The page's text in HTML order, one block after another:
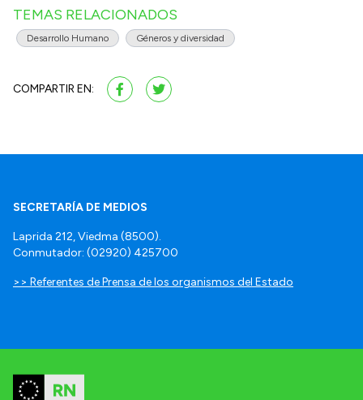
TEMAS RELACIONADOS
Desarrollo Humano Géneros y diversidad
COMPARTIR EN:
SECRETARÍA DE MEDIOS
Laprida 212, Viedma (8500).
Conmutador: (02920) 425700
>> Referentes de Prensa de los organismos del Estado